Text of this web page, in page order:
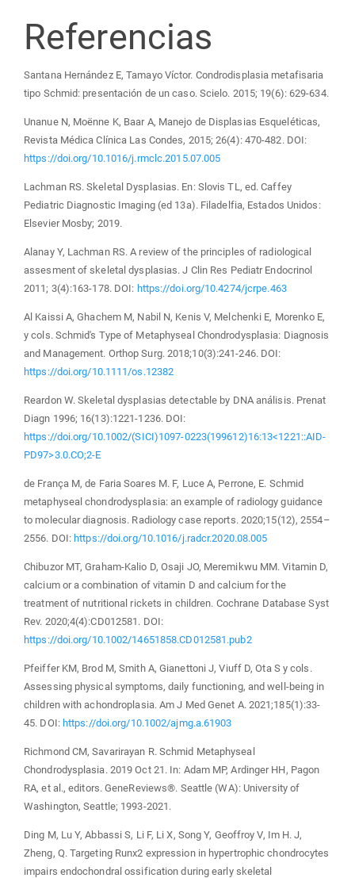
Referencias
Santana Hernández E, Tamayo Víctor. Condrodisplasia metafisaria
tipo Schmid: presentación de un caso. Scielo. 2015; 19(6): 629-634.
Unanue N, Moënne K, Baar A, Manejo de Displasias Esqueléticas,
Revista Médica Clínica Las Condes, 2015; 26(4): 470-482. DOI:
https://doi.org/10.1016/j.rmclc.2015.07.005
Lachman RS. Skeletal Dysplasias. En: Slovis TL, ed. Caffey
Pediatric Diagnostic Imaging (ed 13a). Filadelfia, Estados Unidos:
Elsevier Mosby; 2019.
Alanay Y, Lachman RS. A review of the principles of radiological
assesment of skeletal dysplasias. J Clin Res Pediatr Endocrinol
2011; 3(4):163-178. DOI: https://doi.org/10.4274/jcrpe.463
Al Kaissi A, Ghachem M, Nabil N, Kenis V, Melchenki E, Morenko E,
y cols. Schmid's Type of Metaphyseal Chondrodysplasia: Diagnosis
and Management. Orthop Surg. 2018;10(3):241-246. DOI:
https://doi.org/10.1111/os.12382
Reardon W. Skeletal dysplasias detectable by DNA análisis. Prenat
Diagn 1996; 16(13):1221-1236. DOI:
https://doi.org/10.1002/(SICI)1097-0223(199612)16:13<1221::AID-
PD97>3.0.CO;2-E
de França M, de Faria Soares M. F, Luce A, Perrone, E. Schmid
metaphyseal chondrodysplasia: an example of radiology guidance
to molecular diagnosis. Radiology case reports. 2020;15(12), 2554–
2556. DOI: https://doi.org/10.1016/j.radcr.2020.08.005
Chibuzor MT, Graham-Kalio D, Osaji JO, Meremikwu MM. Vitamin D,
calcium or a combination of vitamin D and calcium for the
treatment of nutritional rickets in children. Cochrane Database Syst
Rev. 2020;4(4):CD012581. DOI:
https://doi.org/10.1002/14651858.CD012581.pub2
Pfeiffer KM, Brod M, Smith A, Gianettoni J, Viuff D, Ota S y cols.
Assessing physical symptoms, daily functioning, and well-being in
children with achondroplasia. Am J Med Genet A. 2021;185(1):33-
45. DOI: https://doi.org/10.1002/ajmg.a.61903
Richmond CM, Savarirayan R. Schmid Metaphyseal
Chondrodysplasia. 2019 Oct 21. In: Adam MP, Ardinger HH, Pagon
RA, et al., editors. GeneReviews®. Seattle (WA): University of
Washington, Seattle; 1993-2021.
Ding M, Lu Y, Abbassi S, Li F, Li X, Song Y, Geoffroy V, Im H. J,
Zheng, Q. Targeting Runx2 expression in hypertrophic chondrocytes
impairs endochondral ossification during early skeletal